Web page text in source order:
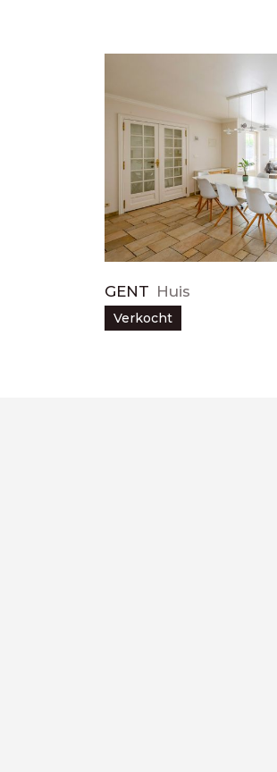
GENT Huis
Verkocht